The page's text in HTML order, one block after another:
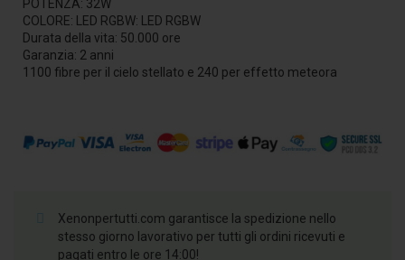
POTENZA: 32W
COLORE: LED RGBW: LED RGBW
Durata della vita: 50.000 ore
Garanzia: 2 anni
1100 fibre per il cielo stellato e 240 per effetto meteora
Xenonpertutti.com garantisce la spedizione nello
stesso giorno lavorativo per tutti gli ordini ricevuti e
pagati entro le ore 14:00!